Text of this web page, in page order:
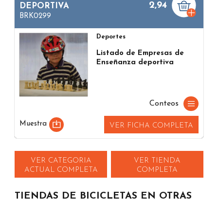
DEPORTIVA
BRK0299
2,94
Deportes
Listado de Empresas de
Enseñanza deportiva
Conteos
Muestra VER FICHA COMPLETA
VER CATEGORIA
ACTUAL COMPLETA
VER TIENDA
COMPLETA
TIENDAS DE BICICLETAS EN OTRAS